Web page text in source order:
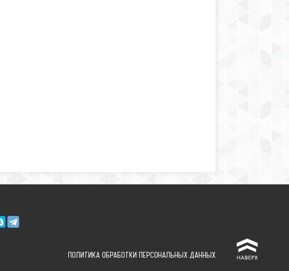
^
ПОЛИТИКА ОБРАБОТКИ ПЕРСОНАЛЬНЫХ ДАННЫХ